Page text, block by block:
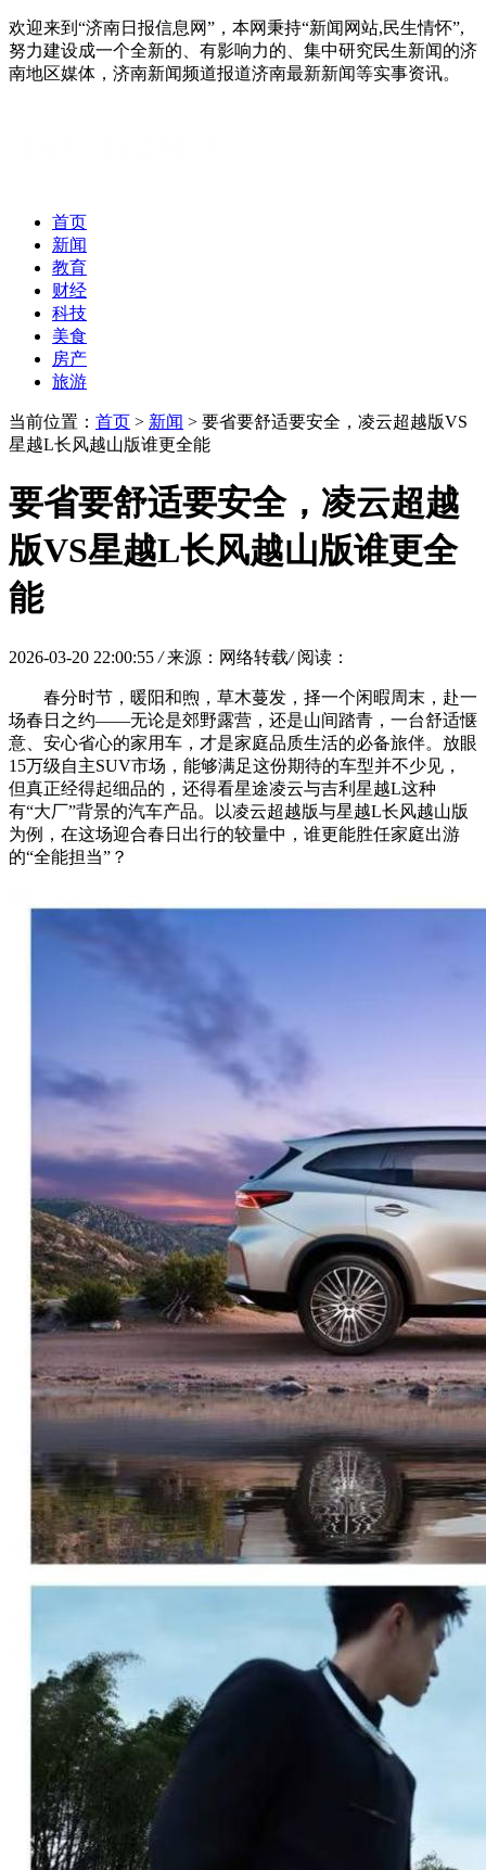
欢迎来到“济南日报信息网”，本网秉持“新闻网站,民生情怀”,
努力建设成一个全新的、有影响力的、集中研究民生新闻的济
南地区媒体，济南新闻频道报道济南最新新闻等实事资讯。
首页
新闻
教育
财经
科技
美食
房产
旅游
当前位置： 首页 > 新闻 > 要省要舒适要安全，凌云超越版VS
星越L长风越山版谁更全能
要省要舒适要安全，凌云超越
版VS星越L长风越山版谁更全
能
2026-03-20 22:00:55 / 来源：网络转载/ 阅读：
春分时节，暖阳和煦，草木蔓发，择一个闲暇周末，赴一
场春日之约——无论是郊野露营，还是山间踏青，一台舒适惬
意、安心省心的家用车，才是家庭品质生活的必备旅伴。放眼
15万级自主SUV市场，能够满足这份期待的车型并不少见，
但真正经得起细品的，还得看星途凌云与吉利星越L这种
有“大厂”背景的汽车产品。以凌云超越版与星越L长风越山版
为例，在这场迎合春日出行的较量中，谁更能胜任家庭出游
的“全能担当”？